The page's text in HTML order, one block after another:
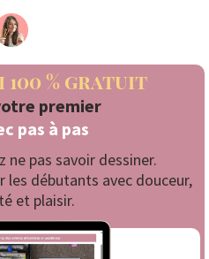
% gratuit
premier
pas à pas
ne pas savoir dessiner.
les débutants avec douceur,
et plaisir.